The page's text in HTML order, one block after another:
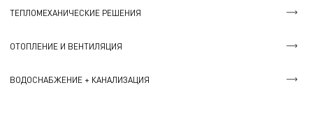
ТЕПЛОМЕХАНИЧЕСКИЕ РЕШЕНИЯ
ОТОПЛЕНИЕ И ВЕНТИЛЯЦИЯ
ВОДОСНАБЖЕНИЕ + КАНАЛИЗАЦИЯ